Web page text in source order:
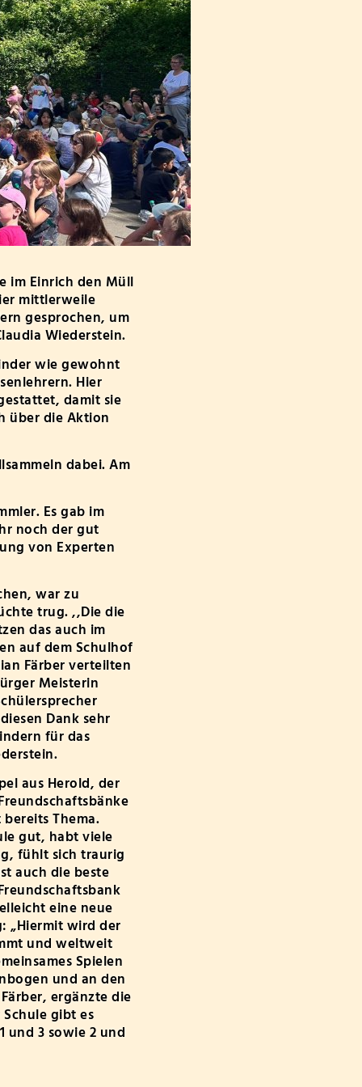
im Einrich den Müll
mittlerweile
gesprochen, um
Wiederstein.
wie gewohnt
Hier
damit sie
über die Aktion
dabei. Am
Es gab im
noch der gut
von Experten
war zu
trug. ,,Die die
das auch im
auf dem Schulhof
Färber verteilten
Meisterin
Dank sehr
für das
aus Herold, der
Thema.
gut, habt viele
fühlt sich traurig
auch die beste
eine neue
„Hiermit wird der
und weltweit
Spielen
und an den
ergänzte die
gibt es
und 3 sowie 2 und